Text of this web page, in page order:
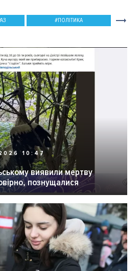
ПОЛІТИКА
10:47
виявили мертву
познущалися